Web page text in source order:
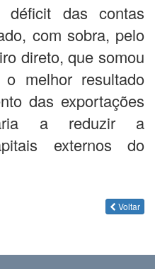
das contas
com sobra, pelo
direto, que somou
melhor resultado
das exportações
a reduzir a
externos do
Voltar